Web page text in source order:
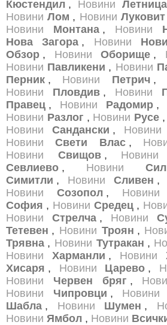
Кюстендил , Новини Летница
Новини Лом , Новини Луковит
Новини
Монтана , Новини
Нова Загора , Новини
Обзор , Новини Оборище ,
Новини Павликени , Новини
Перник , Новини Петрич ,
Новини
Пловдив , Новини
Правец , Новини Радомир ,
Новини Разлог , Новини Русе ,
Новини
Сандански , Новини
Новини
Свети Влас ,
Новини
Свищов , Новини
Севлиево , Новини
Симитли , Новини Сливен ,
Новини
Созопол , Новини
София , Новини Средец ,
Новини
Стрелча , Новини
Тетевен , Новини Троян ,
Трявна , Новини Тутракан ,
Новини
Харманли , Новини
Хисаря , Новини Царево ,
Новини
Червен бряг ,
Новини
Чипровци , Новини
Шабла , Новини Шумен ,
Новини Ямбол , Новини